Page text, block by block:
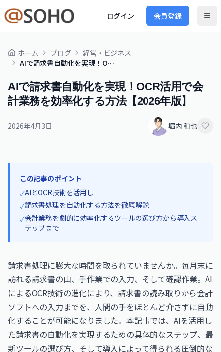
ログイン 会員登録
ホーム ブログ
経営・ビジネス
AIで請求書自動化を実現！OCR活用で会計業務を効率化する方法【2026年版】
AIで請求書自動化を実現！OCR活用で会
計業務を効率化する方法【2026年版】
2026年4月3日 堀内 和也
この記事のポイント
✓AIとOCR技術を活用し
✓請求書処理を自動化する方法を徹底解説
✓会計業務を劇的に効率化するツールの選び方から導入ス
テップまで
請求書処理に膨大な時間を取られていませんか。毎月末に
訪れる請求書の山、手作業での入力、そして確認作業。AI
によるOCR技術の進化により、請求書の読み取りから会計
ソフトへの入力までを、人間の手をほとんど介さずに自動
化することが可能になりました。本記事では、AIを活用し
た請求書の自動化を実現するための具体的なステップ、最
新ツールの選び方、そして導入によって得られる圧倒的な